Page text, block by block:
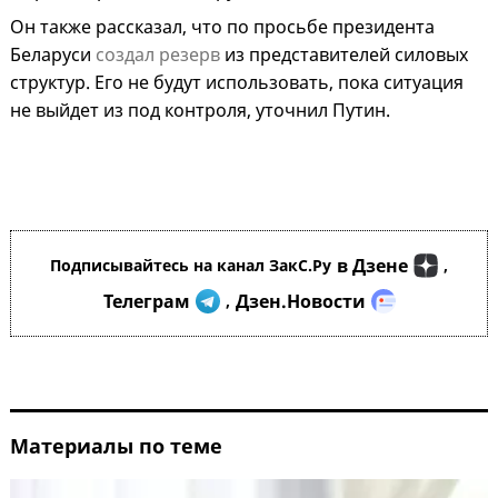
Он также рассказал, что по просьбе президента
Беларуси создал резерв из представителей силовых
структур. Его не будут использовать, пока ситуация
не выйдет из под контроля, уточнил Путин.
Подписывайтесь на канал ЗакС.Ру в Дзене ,
Телеграм , Дзен.Новости
Материалы по теме